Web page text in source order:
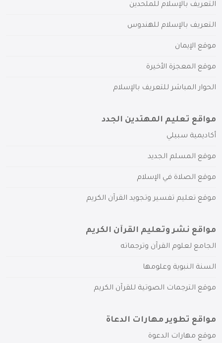
التعريف بالإسلام للملحدين
التعريف بالإسلام للهندوس
موقع الإيمان
موقع المعجزة الأخيرة
الحوار المباشر للتعريف بالإسلام
مواقع تعليم المهتدين الجدد
أكاديمية سبيلي
موقع المسلم الجديد
موقع الصلاة في الإسلام
موقع تعليم تفسير وتجويد القرآن الكريم
مواقع نشر وتعليم القرآن الكريم
الجامع لعلوم القرآن وترجماته
السنة النبوية وعلومها
موقع الترجمات الصوتية للقرآن الكريم
مواقع تطوير مهارات الدعاة
موقع مهارات الدعوة